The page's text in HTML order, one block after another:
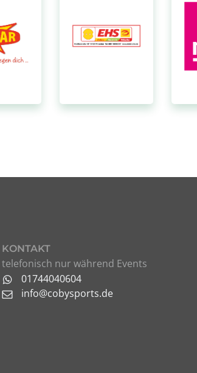
KONTAKT
telefonisch nur während Events
01744040604
info@cobysports.de